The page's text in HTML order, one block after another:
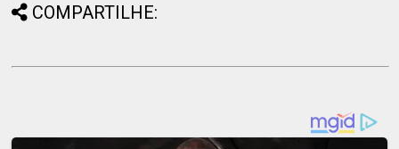
COMPARTILHE: